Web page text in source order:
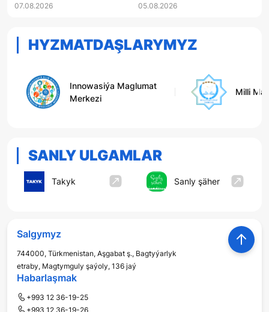
07.08.2026 05.08.2026
HYZMATDAŞLARYMYZ
Innowasiýa Maglumat
Merkezi
Milli
SANLY ULGAMLAR
Takyk Sanly şäher
Habarlaşmak
+993 12 36-19-25
+993 12 36-19-26
Salgymyz
744000, Türkmenistan, Aşgabat ş., Bagtyýarlyk
etraby, Magtymguly şaýoly, 136 jaý